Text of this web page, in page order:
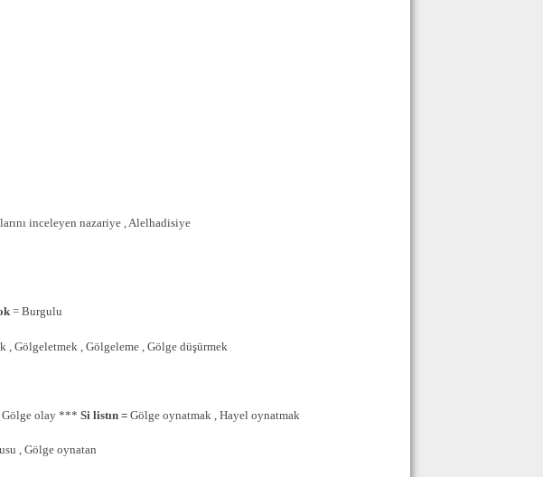
inceleyen nazariye , Alelhadisiye
= Burgulu
, Gölgeletmek , Gölgeleme , Gölge düşürmek
Gölge olay *** Si listın =Gölge oynatmak , Hayel oynatmak
, Gölge oynatan